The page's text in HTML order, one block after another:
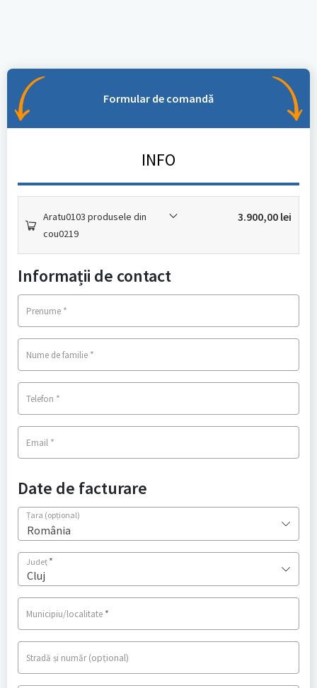
Formular de comandă
INFO
Aratu0103 produsele din
cou0219
3.900,00 lei
Informații de contact
Prenume *
Nume de familie *
Telefon *
Email *
Date de facturare
Țara (opțional)
România
Județ *
Cluj
Municipiu/localitate *
Stradă și număr(opțional)